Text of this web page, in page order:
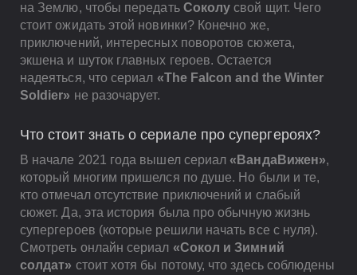
на Землю, чтобы передать Соколу свой щит. Чего
стоит ожидать этой новинки? Конечно же,
приключений, интересных поворотов сюжета,
экшена и шуток главных героев. Остается
надеяться, что сериал «The Falcon and the Winter
Soldier» не разочарует.
Что стоит знать о сериале про супергероях?
В начале 2021 года вышел сериал«ВандаВижен»,
который многим пришелся по душе. Но были и те,
кто отмечал отсутствие приключений и слабый
сюжет. Да, эта история была про обычную жизнь
супергероев (которые решили начать все с нуля).
Смотреть онлайн сериал «Сокол и Зимний
солдат» стоит хотя бы потому, что здесь соблюдены